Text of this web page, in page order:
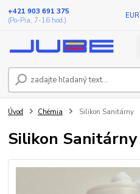
EUR
+421 903 691 375
(Po-Pia, 7-16 hod.)
Úvod Chémia Silikon Sanitárny
Silikon Sanitárny